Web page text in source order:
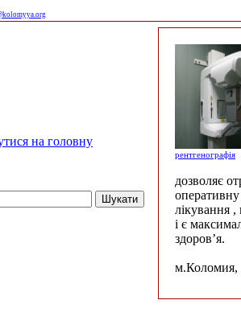
рентгенографія
дозволяє
лікування ,
і є
здоров’я.
м.Коломия,